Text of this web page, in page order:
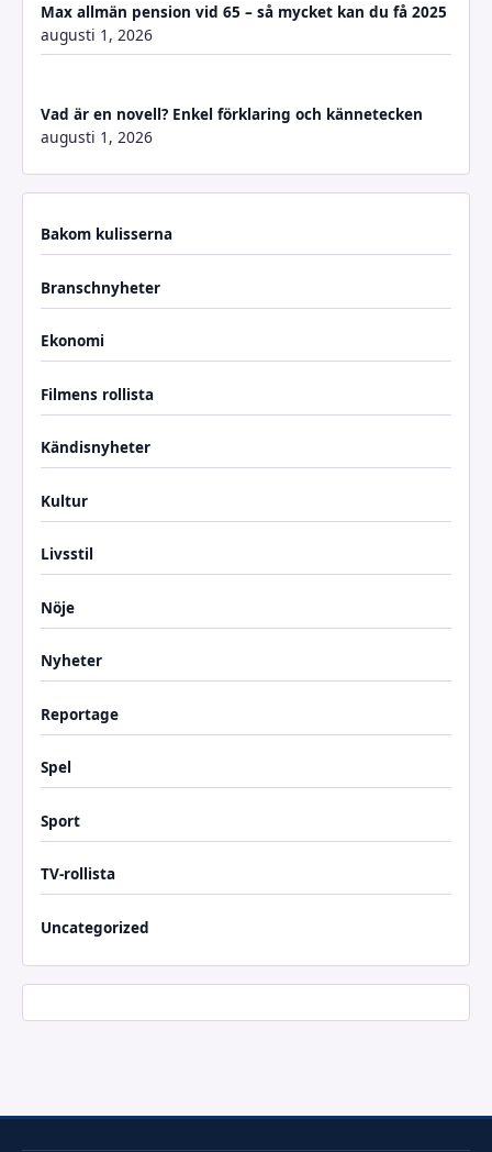
Max allmän pension vid 65 – så mycket kan du få 2025
augusti 1, 2026
Vad är en novell? Enkel förklaring och kännetecken
augusti 1, 2026
Bakom kulisserna
Branschnyheter
Ekonomi
Filmens rollista
Kändisnyheter
Kultur
Livsstil
Nöje
Nyheter
Reportage
Spel
Sport
TV-rollista
Uncategorized